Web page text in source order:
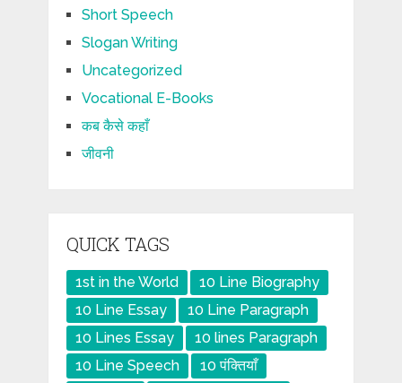
Short Speech
Slogan Writing
Uncategorized
Vocational E-Books
कब कैसे कहाँ
जीवनी
QUICK TAGS
1st in the World
10 Line Biography
10 Line Essay
10 Line Paragraph
10 Lines Essay
10 lines Paragraph
10 Line Speech
10 पंक्तियाँ